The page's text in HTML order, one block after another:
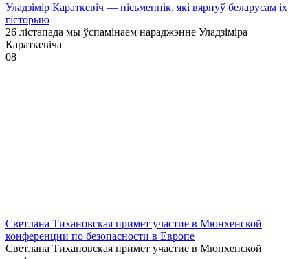
Уладзімір Караткевіч — пісьменнік, які вярнуў беларусам іх
гісторыю
26 лістапада мы ўспамінаем нараджэнне Уладзіміра
Караткевіча
08
Светлана Тихановская примет участие в Мюнхенской
конференции по безопасности в Европе
Светлана Тихановская примет участие в Мюнхенской